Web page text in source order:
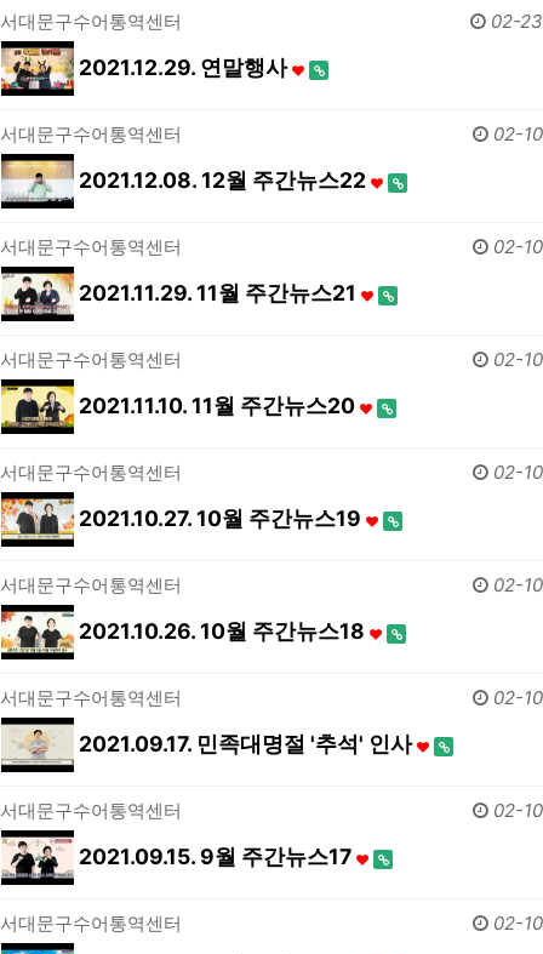
서대문구수어통역센터 02-23
2021.12.29. 연말행사
서대문구수어통역센터 02-10
2021.12.08. 12월 주간뉴스22
서대문구수어통역센터 02-10
2021.11.29. 11월 주간뉴스21
서대문구수어통역센터 02-10
2021.11.10. 11월 주간뉴스20
서대문구수어통역센터 02-10
2021.10.27. 10월 주간뉴스19
서대문구수어통역센터 02-10
2021.10.26. 10월 주간뉴스18
서대문구수어통역센터 02-10
2021.09.17. 민족대명절 '추석' 인사
서대문구수어통역센터 02-10
2021.09.15. 9월 주간뉴스17
서대문구수어통역센터 02-10